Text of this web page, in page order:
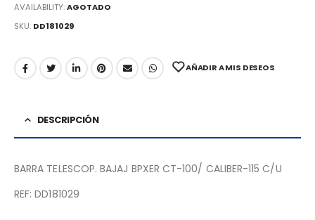
AVAILABILITY:AGOTADO
SKU: DD181029
AÑADIR A MIS DESEOS
DESCRIPCIÓN
BARRA TELESCOP. BAJAJ BPXER CT-100/ CALIBER-115 C/U
REF: DD181029